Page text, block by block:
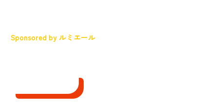
Sponsored by ルミエール
に変わる場所